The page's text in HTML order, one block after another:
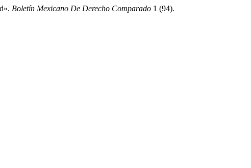
Boletín Mexicano De Derecho Comparado 1 (94).